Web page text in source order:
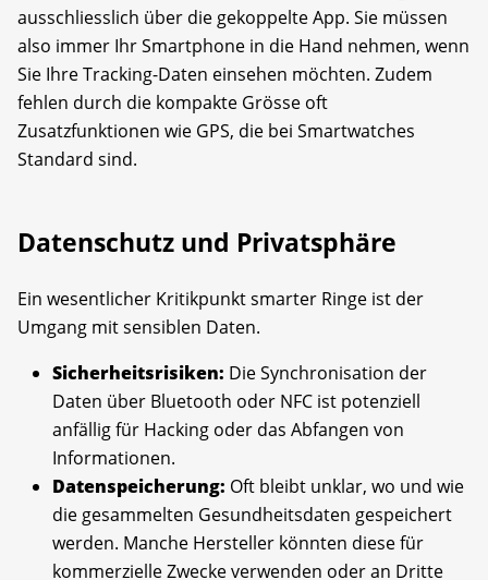
ausschliesslich über die gekoppelte App. Sie müssen
also immer Ihr Smartphone in die Hand nehmen, wenn
Sie Ihre Tracking-Daten einsehen möchten. Zudem
fehlen durch die kompakte Grösse oft
Zusatzfunktionen wie GPS, die bei Smartwatches
Standard sind.
Datenschutz und Privatsphäre
Ein wesentlicher Kritikpunkt smarter Ringe ist der
Umgang mit sensiblen Daten.
Sicherheitsrisiken: Die Synchronisation der
Daten über Bluetooth oder NFC ist potenziell
anfällig für Hacking oder das Abfangen von
Informationen.
Datenspeicherung: Oft bleibt unklar, wo und wie
die gesammelten Gesundheitsdaten gespeichert
werden. Manche Hersteller könnten diese für
kommerzielle Zwecke verwenden oder an Dritte